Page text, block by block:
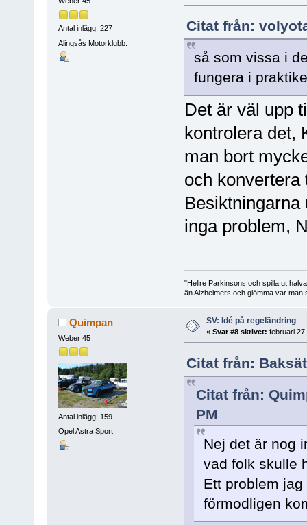
Antal inlägg: 227
Alingsås Motorklubb.
Citat från:
så som vissa i
fungera i
Det är väl upp
kontrolera det,
man bort
och
inga problem,
"Hellre Parkinsons och spilla ut
än Alzheimers och glömma var man
Quimpan
Weber 45
Antal inlägg: 159
Opel Astra Sport
SV: Idé på regeländring
« Svar #8 skrivet: februari
Citat från:
Citat från:
PM
Nej det är nog
vad folk skulle
Ett problem
förmodligen